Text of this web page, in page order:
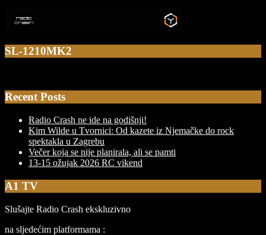
SL-1210MK2
Recent Posts
Radio Crash ne ide na godišnji!
Kim Wilde u Tvornici: Od kazete iz Njemačke do rock
spektakla u Zagrebu
Večer koja se nije planirala, ali se pamti
13-15 ožujak 2026 RC vikend
A1 TV
Slušajte Radio Crash ekskluzivno
na sljedećim platformama :